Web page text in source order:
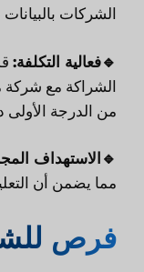
الشركات
🔹فعالية التكلفة:
الشراكة مع شركة
من الدرجة
🔹 الاستهداف
مما يضمن أن
فرص